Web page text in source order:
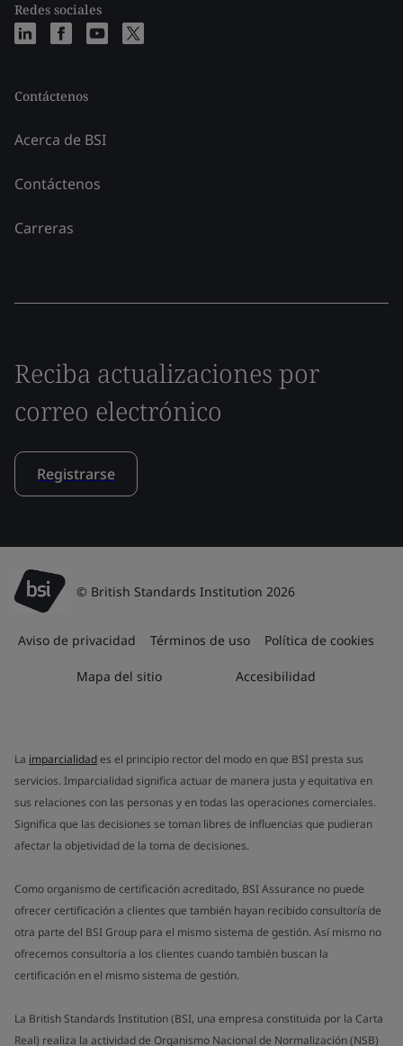
Redes sociales
Contáctenos
Acerca de BSI
Contáctenos
Carreras
Reciba actualizaciones por
correo electrónico
Registrarse
© British Standards Institution 2026
Aviso de privacidad Términos de uso Política de cookies
Mapa del sitio Accesibilidad
La imparcialidades el principio rector del modo en que BSI presta sus
servicios. Imparcialidad significa actuar de manera justa y equitativa en
sus relaciones con las personas y en todas las operaciones comerciales.
Significa que las decisiones se toman libres de influencias que pudieran
afectar la objetividad de la toma de decisiones.
Como organismo de certificación acreditado, BSI Assurance no puede
ofrecer certificación a clientes que también hayan recibido consultoría de
otra parte del BSI Group para el mismo sistema de gestión. Así mismo no
ofrecemos consultoría a los clientes cuando también buscan la
certificación en el mismo sistema de gestión.
La British Standards Institution (BSI, una empresa constituida por la Carta
Real) realiza la actividad de Organismo Nacional de Normalización (NSB)